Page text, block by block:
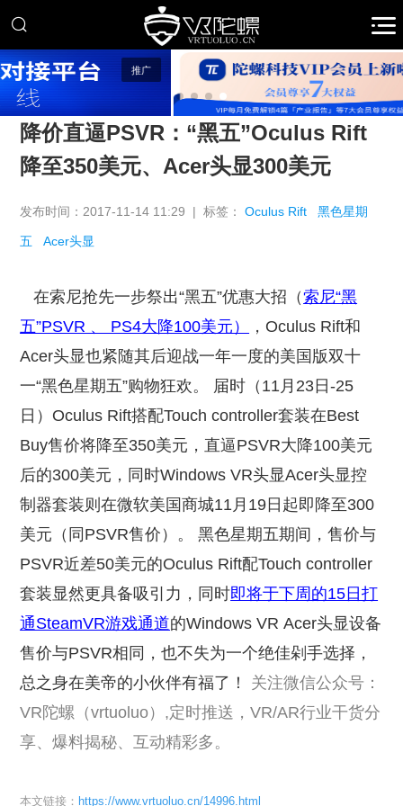
推广
降价直逼PSVR：“黑五”Oculus Rift
降至350美元、Acer头显300美元
发布时间：2017-11-14 11:29 | 标签：Oculus Rift 黑色星期
五 Acer头显
在索尼抢先一步祭出“黑五”优惠大招（索尼“黑
五”PSVR 、 PS4大降100美元）
，Oculus Rift和
Acer头显也紧随其后迎战一年一度的美国版双十
一“黑色星期五”购物狂欢。 届时（11月23日-25
日）Oculus Rift搭配Touch controller套装在Best
Buy售价将降至350美元，直逼PSVR大降100美元
后的300美元，同时Windows VR头显Acer头显控
制器套装则在微软美国商城11月19日起即降至300
美元（同PSVR售价）。 黑色星期五期间，售价与
PSVR近差50美元的Oculus Rift配Touch controller
套装显然更具备吸引力，同时即将于下周的15日打
通SteamVR游戏通道的Windows VR Acer头显设备
售价与PSVR相同，也不失为一个绝佳剁手选择，
总之身在美帝的小伙伴有福了！ 关注微信公众号：
VR陀螺（vrtuoluo）,定时推送，VR/AR行业干货分
享、爆料揭秘、互动精彩多。
本文链接： https://www.vrtuoluo.cn/14996.html